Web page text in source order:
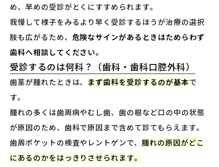
め、早めの受診がとくにすすめられます。
我慢して様子をみるより早く受診するほうが治療の選択
肢も広がるため、 危険なサインがあるときはためらわず
歯科へ相談してください。
受診するのは何科？（歯科・歯科口腔外科）
歯茎が腫れたときは、 まず歯科を受診するのが基本で
す。
腫れの多くは歯周病やむし歯、歯の根など口の中の状態
が原因のため、歯科で原因まで含めて診てもらえます。
歯周ポケットの検査やレントゲンで、 腫れの原因がどこ
にあるのかをはっきりさせられます。